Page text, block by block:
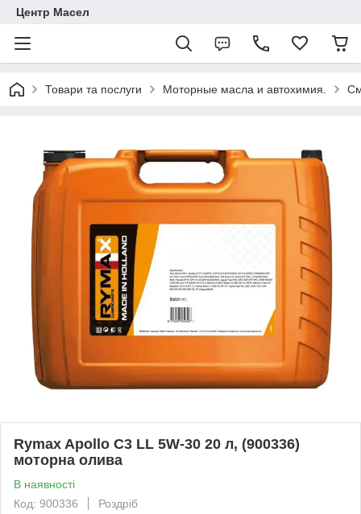
Центр Масел
Товари та послуги Моторные масла и автохимия.
Rymax Apollo C3 LL 5W-30 20 л, (900336)
моторна олива
В наявності
Код: 900336
Роздріб